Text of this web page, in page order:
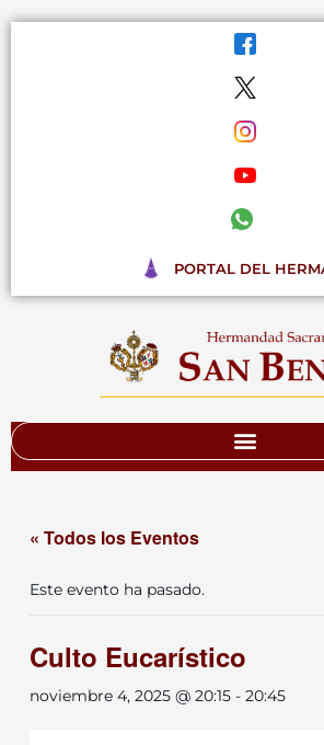
PORTAL DEL
« Todos los Eventos
Este evento ha pasado.
Culto Eucarístico
noviembre 4, 2025 @ 20:15 -20:45